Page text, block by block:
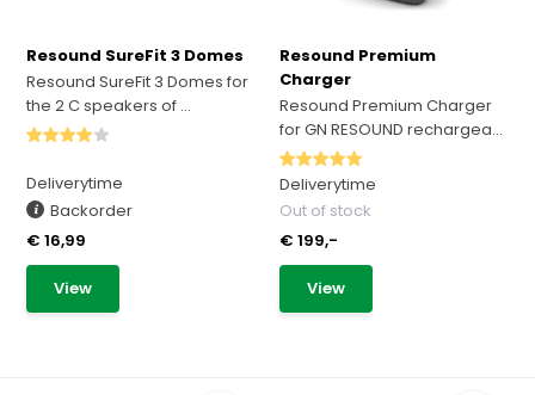
Resound SureFit 3 Domes
Resound SureFit 3 Domes for
the 2 C speakers of ...
Deliverytime
Backorder
€ 16,99
View
Resound Premium
Charger
Resound Premium Charger
for GN RESOUND rechargea...
Deliverytime
Out of stock
€ 199,-
View